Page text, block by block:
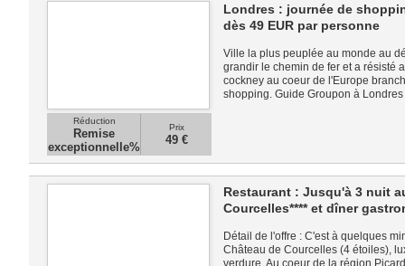
Réduction
Remise
exceptionnelle%
Prix
49 €
Londres : journée de
dès 49 EUR par personne
Ville la plus peuplée au monde au
grandir le chemin de fer et a résisté
cockney au coeur de l'Europe
shopping. Guide Groupon à
Restaurant : Jusqu'à 3 nuit
Courcelles**** et dîner
Détail de l'offre : C'est à quelques
Château de Courcelles (4 étoiles),
verdure. Au coeur de la région